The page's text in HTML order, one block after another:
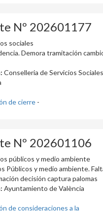
Nº 202601177
sociales
Demora tramitación
Conselleria de Servicios
de cierre -
Nº 202601106
públicos y medio ambiente
Públicos y medio ambiente.
decisión captura palomas
Ayuntamiento de València
de consideraciones a la